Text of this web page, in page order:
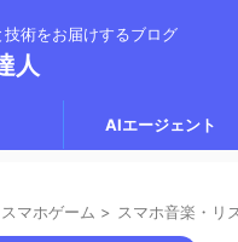
術をお届けするブログ
人
AIエージェント
スマホゲーム > スマホ音楽・リ